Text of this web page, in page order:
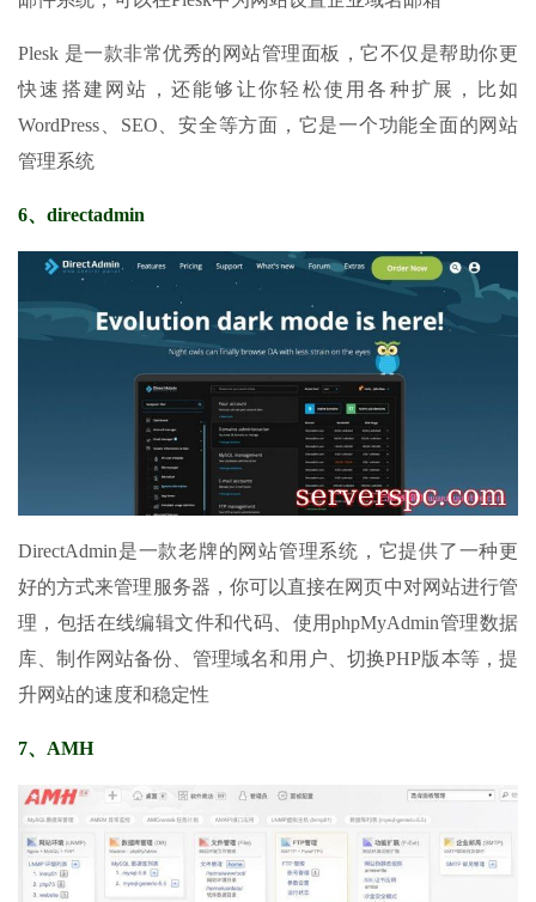
Plesk 是一款非常优秀的网站管理面板，它不仅是帮助你更
快速搭建网站，还能够让你轻松使用各种扩展，比如
WordPress、SEO、安全等方面，它是一个功能全面的网站
管理系统
6、directadmin
DirectAdmin是一款老牌的网站管理系统，它提供了一种更
好的方式来管理服务器，你可以直接在网页中对网站进行管
理，包括在线编辑文件和代码、使用phpMyAdmin管理数据
库、制作网站备份、管理域名和用户、切换PHP版本等，提
升网站的速度和稳定性
7、AMH